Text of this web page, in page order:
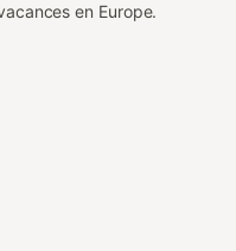
en Europe.